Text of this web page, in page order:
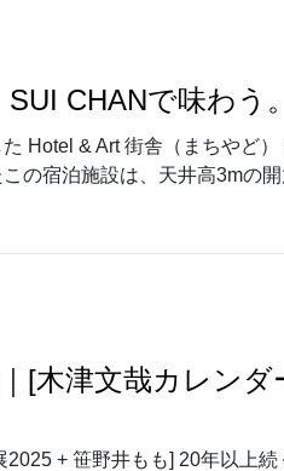
CHANで味わう
Hotel & Art 街舎（まちやど
の宿泊施設は、天井高3mの
[木津文哉カレンダ
2025 + 笹野井もも] 20年以上